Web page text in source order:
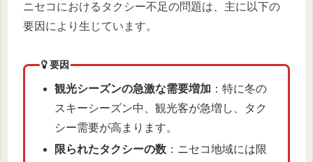
ニセコにおけるタクシー不足の問題は、主に以下の
要因により生じています。
要因
観光シーズンの急激な需要増加 ：特に冬の
スキーシーズン中、観光客が急増し、タク
シー需要が高まります。
限られたタクシーの数：ニセコ地域には限